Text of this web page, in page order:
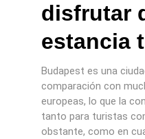
disfrutar
estancia
Budapest es una
comparación con
europeas, lo que la
tanto para turistas
obstante, como en